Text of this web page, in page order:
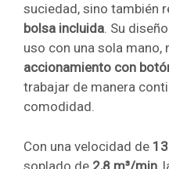
suciedad, sino también
bolsa incluida. Su
uso con una sola mano,
accionamiento con
trabajar de manera
comodidad.
Con una velocidad de
soplado de 2,8 m³/min,